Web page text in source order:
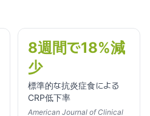
8週間で18%減
少
標準的な抗炎症食による
CRP低下率
American Journal of Clinical